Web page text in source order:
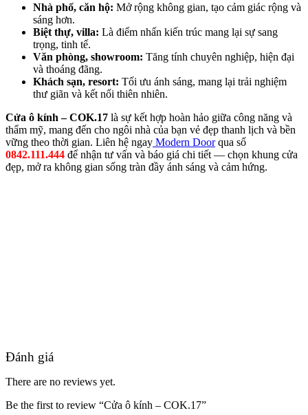
Nhà phố, căn hộ: Mở rộng không gian, tạo cảm giác rộng và
sáng hơn.
Biệt thự, villa: Là điểm nhấn kiến trúc mang lại sự sang
trọng, tinh tế.
Văn phòng, showroom: Tăng tính chuyên nghiệp, hiện đại
và thoáng đãng.
Khách sạn, resort: Tối ưu ánh sáng, mang lại trải nghiệm
thư giãn và kết nối thiên nhiên.
Cửa ô kính – COK.17 là sự kết hợp hoàn hảo giữa công năng và
thẩm mỹ, mang đến cho ngôi nhà của bạn vẻ đẹp thanh lịch và bền
vững theo thời gian. Liên hệ ngay Modern Doorqua số
0842.111.444 để nhận tư vấn và báo giá chi tiết — chọn khung cửa
đẹp, mở ra không gian sống tràn đầy ánh sáng và cảm hứng.
Đánh giá
There are no reviews yet.
Be the first to review “Cửa ô kính – COK.17”